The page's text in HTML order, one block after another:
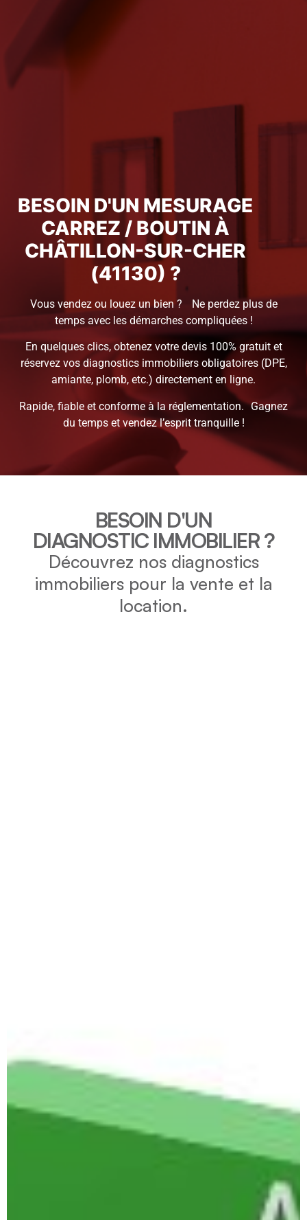
BESOIN D'UN MESURAGE
CARREZ / BOUTIN À
CHÂTILLON-SUR-CHER
(41130) ?
Vous vendez ou louez un bien ? Ne perdez plus de
temps avec les démarches compliquées !
En quelques clics, obtenez votre devis 100% gratuit et
réservez vos diagnostics immobiliers obligatoires (DPE,
amiante, plomb, etc.) directement en ligne.
Rapide, fiable et conforme à la réglementation. Gagnez
du temps et vendez l’esprit tranquille !
BESOIN D'UN
DIAGNOSTIC IMMOBILIER ?
Découvrez nos diagnostics
immobiliers pour la vente et la
location.